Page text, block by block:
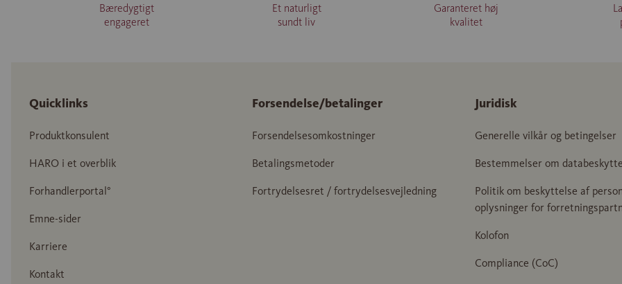
Bæredygtigt
engageret
Et naturligt
sundt liv
Garanteret høj
kvalitet
Quicklinks
Produktkonsulent
HARO i et overblik
Forhandlerportal°
Emne-sider
Karriere
Kontakt
Forsendelse/betalinger
Forsendelsesomkostninger
Betalingsmetoder
Fortrydelsesret / fortrydelsesvejledning
Juridisk
Generelle vilkår og betingelser
Bestemmelser om
Politik om beskyttelse af
oplysninger for
Kolofon
Compliance (CoC)